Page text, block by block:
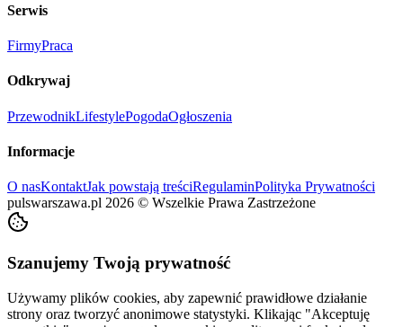
Serwis
FirmyPraca
Odkrywaj
PrzewodnikLifestylePogodaOgłoszenia
Informacje
O nasKontaktJak powstają treściRegulaminPolityka Prywatności
pulswarszawa.pl 2026 © Wszelkie Prawa Zastrzeżone
Szanujemy Twoją prywatność
Używamy plików cookies, aby zapewnić prawidłowe działanie
strony oraz tworzyć anonimowe statystyki. Klikając "Akceptuję